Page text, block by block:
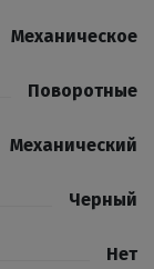
Механическое
Поворотные
Механический
Черный
Нет